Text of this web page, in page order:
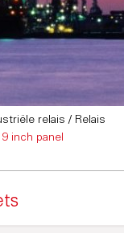
relais / Relais
inch panel